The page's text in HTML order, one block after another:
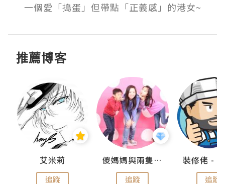
一個愛「搗蛋」但帶點「正義感」的港女~
推薦博客
艾米莉
追蹤
儍媽媽與兩隻小魔怪之家
追蹤 追蹤